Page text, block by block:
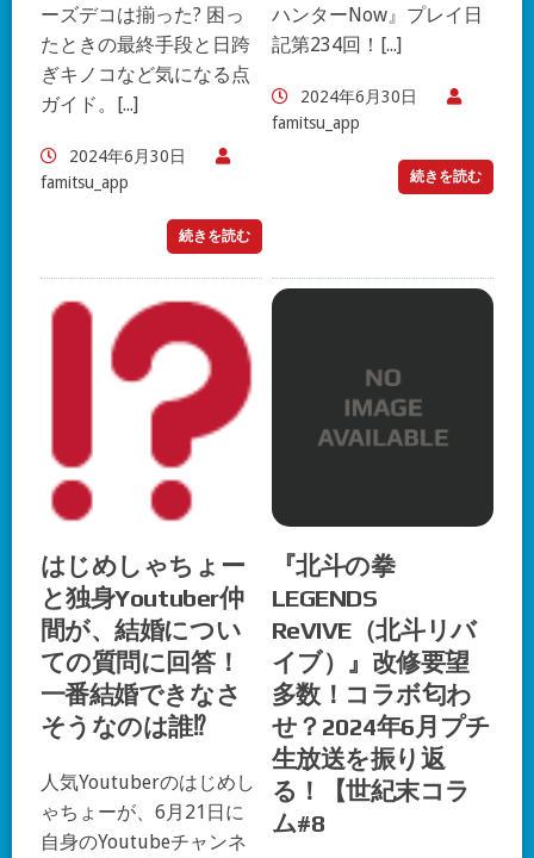
ーズデコは揃った? 困っ
たときの最終手段と日跨
ぎキノコなど気になる点
ガイド。[...]
2024年6月30日
famitsu_app
続きを読む
ハンターNow』プレイ日
記第234回！[...]
2024年6月30日
famitsu_app
続きを読む
はじめしゃちょー
と独身Youtuber仲
間が、結婚につい
ての質問に回答！
一番結婚できなさ
そうなのは誰⁉︎
人気Youtuberのはじめし
ゃちょーが、6月21日に
自身のYoutubeチャンネ
『北斗の拳
LEGENDS
ReVIVE（北斗リバ
イブ）』改修要望
多数！コラボ匂わ
せ？2024年6月プチ
生放送を振り返
る！【世紀末コラ
ム#8